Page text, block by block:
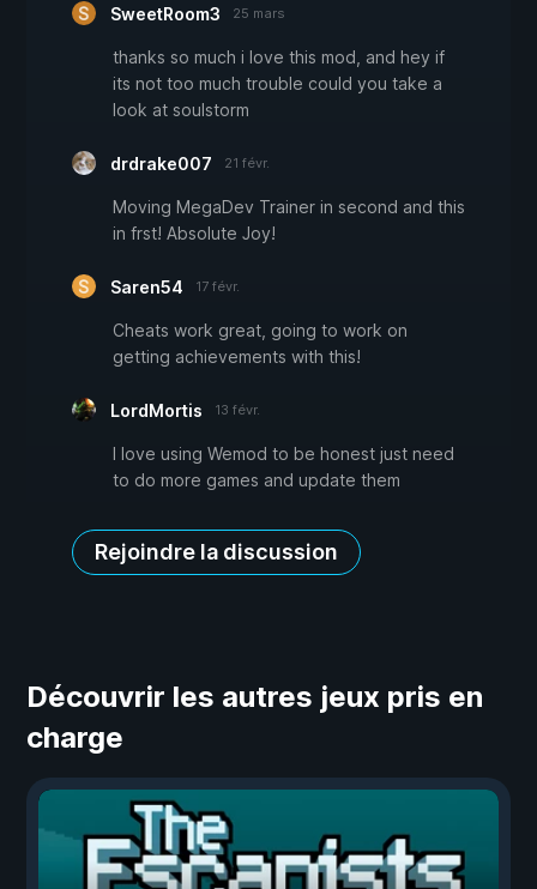
SweetRoom3 25 mars
thanks so much i love this mod, and hey if
its not too much trouble could you take a
look at soulstorm
drdrake007 21 févr.
Moving MegaDev Trainer in second and this
in frst! Absolute Joy!
Saren54 17 févr.
Cheats work great, going to work on
getting achievements with this!
LordMortis 13 févr.
I love using Wemod to be honest just need
to do more games and update them
Rejoindre la discussion
Découvrir les autres jeux pris en
charge